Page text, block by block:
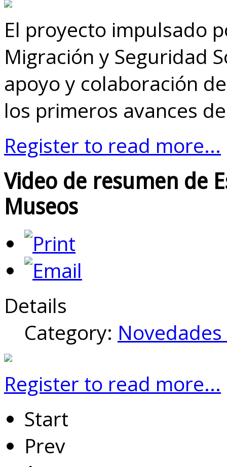
El proyecto impulsado
Migración y Seguridad
apoyo y colaboración
los primeros avances
Register to read more...
Video de resumen de
Museos
Details
Category:
Register to read more...
Start
Prev